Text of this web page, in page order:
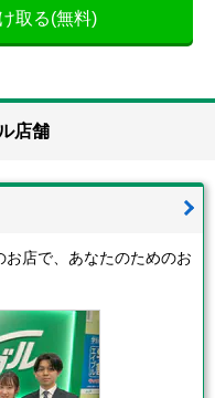
取る(無料)
店舗
お店で、あなたのためのお